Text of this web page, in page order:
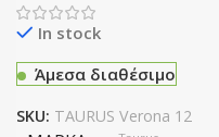
In stock
Άμεσα διαθέσιμο
SKU: TAURUS Verona 12